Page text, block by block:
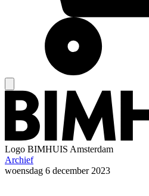
Logo BIMHUIS Amsterdam
Archief
woensdag 6 december 2023